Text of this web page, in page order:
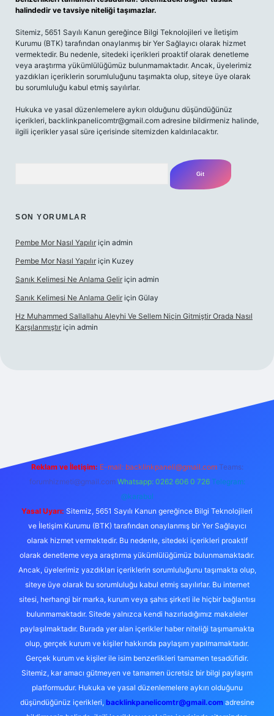
halindedir ve tavsiye niteliği taşımazlar.
Sitemiz, 5651 Sayılı Kanun gereğince Bilgi Teknolojileri ve İletişim
Kurumu (BTK) tarafından onaylanmış bir Yer Sağlayıcı olarak hizmet
vermektedir. Bu nedenle, sitedeki içerikleri proaktif olarak denetleme
veya araştırma yükümlülüğümüz bulunmamaktadır. Ancak, üyelerimiz
yazdıkları içeriklerin sorumluluğunu taşımakta olup, siteye üye olarak
bu sorumluluğu kabul etmiş sayılırlar.
Hukuka ve yasal düzenlemelere aykırı olduğunu düşündüğünüz
içerikleri, backlinkpanelicomtr@gmail.com adresine bildirmeniz halinde,
ilgili içerikler yasal süre içerisinde sitemizden kaldırılacaktır.
SON YORUMLAR
Pembe Mor Nasıl Yapılır için admin
Pembe Mor Nasıl Yapılır için Kuzey
Sanık Kelimesi Ne Anlama Gelir için admin
Sanık Kelimesi Ne Anlama Gelir için Gülay
Hz Muhammed Sallallahu Aleyhi Ve Sellem Niçin Gitmiştir Orada Nasıl
Karşılanmıştır için admin
Reklam ve İletişim: E-mail: backlinkpaneli@gmail.com Teams:
forumhizmeti@gmail.com Whatsapp: 0262 606 0 726 Telegram:
@karabul
Yasal Uyarı: Sitemiz, 5651 Sayılı Kanun gereğince Bilgi Teknolojileri
ve İletişim Kurumu (BTK) tarafından onaylanmış bir Yer Sağlayıcı
olarak hizmet vermektedir. Bu nedenle, sitedeki içerikleri proaktif
olarak denetleme veya araştırma yükümlülüğümüz bulunmamaktadır.
Ancak, üyelerimiz yazdıkları içeriklerin sorumluluğunu taşımakta olup,
siteye üye olarak bu sorumluluğu kabul etmiş sayılırlar. Bu internet
sitesi, herhangi bir marka, kurum veya şahıs şirketi ile hiçbir bağlantısı
bulunmamaktadır. Sitede yalnızca kendi hazırladığımız makaleler
paylaşılmaktadır. Burada yer alan içerikler haber niteliği taşımamakta
olup, gerçek kurum ve kişiler hakkında paylaşım yapılmamaktadır.
Gerçek kurum ve kişiler ile isim benzerlikleri tamamen tesadüfidir.
Sitemiz, kar amacı gütmeyen ve tamamen ücretsiz bir bilgi paylaşım
platformudur. Hukuka ve yasal düzenlemelere aykırı olduğunu
düşündüğünüz içerikleri, backlinkpanelicomtr@gmail.comadresine